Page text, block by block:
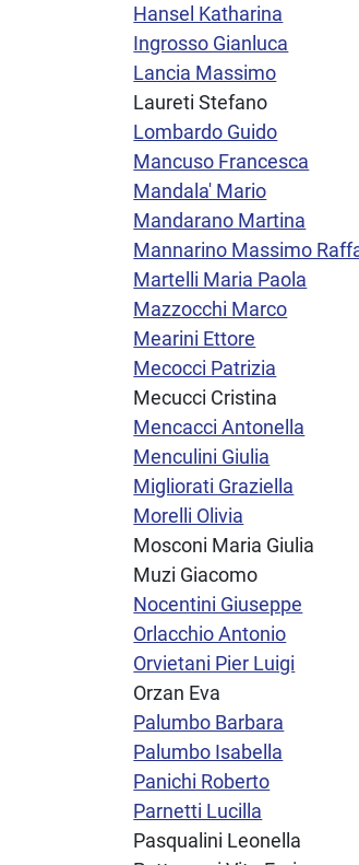
Hansel Katharina
Ingrosso Gianluca
Lancia Massimo
Laureti Stefano
Lombardo Guido
Mancuso Francesca
Mandala' Mario
Mandarano Martina
Mannarino Massimo
Martelli Maria Paola
Mazzocchi Marco
Mearini Ettore
Mecocci Patrizia
Mecucci Cristina
Mencacci Antonella
Menculini Giulia
Migliorati Graziella
Morelli Olivia
Mosconi Maria Giulia
Muzi Giacomo
Nocentini Giuseppe
Orlacchio Antonio
Orvietani Pier Luigi
Orzan Eva
Palumbo Barbara
Palumbo Isabella
Panichi Roberto
Parnetti Lucilla
Pasqualini Leonella